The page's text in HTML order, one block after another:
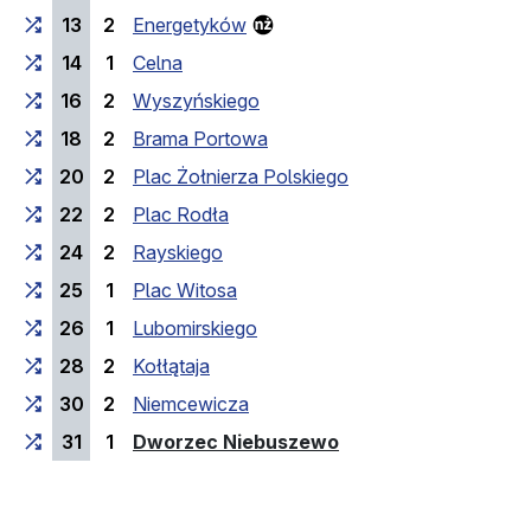
13
2
Energetyków
14
1
Celna
16
2
Wyszyńskiego
18
2
Brama Portowa
20
2
Plac Żołnierza Polskiego
22
2
Plac Rodła
24
2
Rayskiego
25
1
Plac Witosa
26
1
Lubomirskiego
28
2
Kołłątaja
30
2
Niemcewicza
31
1 Dworzec Niebuszewo(przystanek